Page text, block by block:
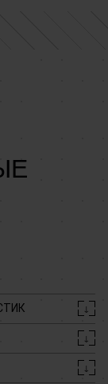
↓
↓
↓